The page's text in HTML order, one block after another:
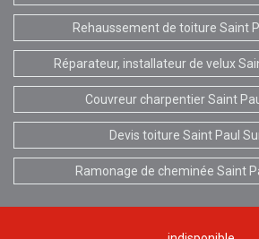
Rehaussement de toiture Saint
Réparateur, installateur de velux
Couvreur charpentier Saint
Devis toiture Saint Paul
Ramonage de cheminée Saint